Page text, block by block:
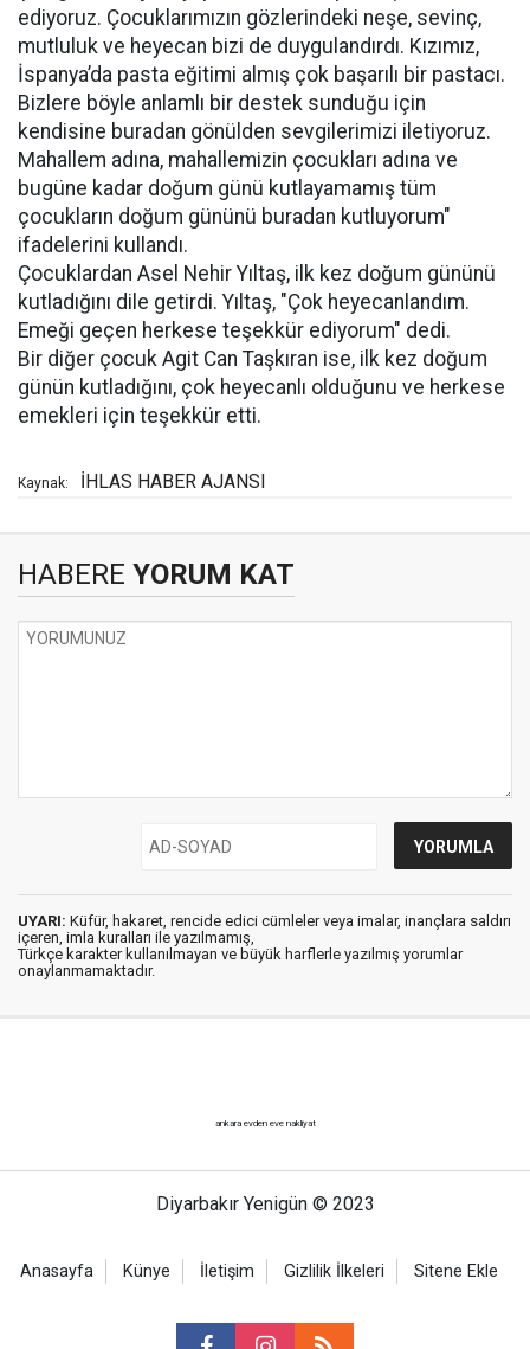
ediyoruz. Çocuklarımızın gözlerindeki neşe, sevinç,
mutluluk ve heyecan bizi de duygulandırdı. Kızımız,
İspanya’da pasta eğitimi almış çok başarılı bir pastacı.
Bizlere böyle anlamlı bir destek sunduğu için
kendisine buradan gönülden sevgilerimizi iletiyoruz.
Mahallem adına, mahallemizin çocukları adına ve
bugüne kadar doğum günü kutlayamamış tüm
çocukların doğum gününü buradan kutluyorum"
ifadelerini kullandı.
Çocuklardan Asel Nehir Yıltaş, ilk kez doğum gününü
kutladığını dile getirdi. Yıltaş, "Çok heyecanlandım.
Emeği geçen herkese teşekkür ediyorum" dedi.
Bir diğer çocuk Agit Can Taşkıran ise, ilk kez doğum
günün kutladığını, çok heyecanlı olduğunu ve herkese
emekleri için teşekkür etti.
Kaynak: İHLAS HABER AJANSI
HABERE YORUM KAT
UYARI: Küfür, hakaret, rencide edici cümleler veya imalar, inançlara saldırı
içeren, imla kuralları ile yazılmamış,
Türkçe karakter kullanılmayan ve büyük harflerle yazılmış yorumlar
onaylanmamaktadır.
ankara evden eve nakliyat
Diyarbakır Yenigün © 2023
Anasayfa Künye İletişim Gizlilik İlkeleri Sitene Ekle